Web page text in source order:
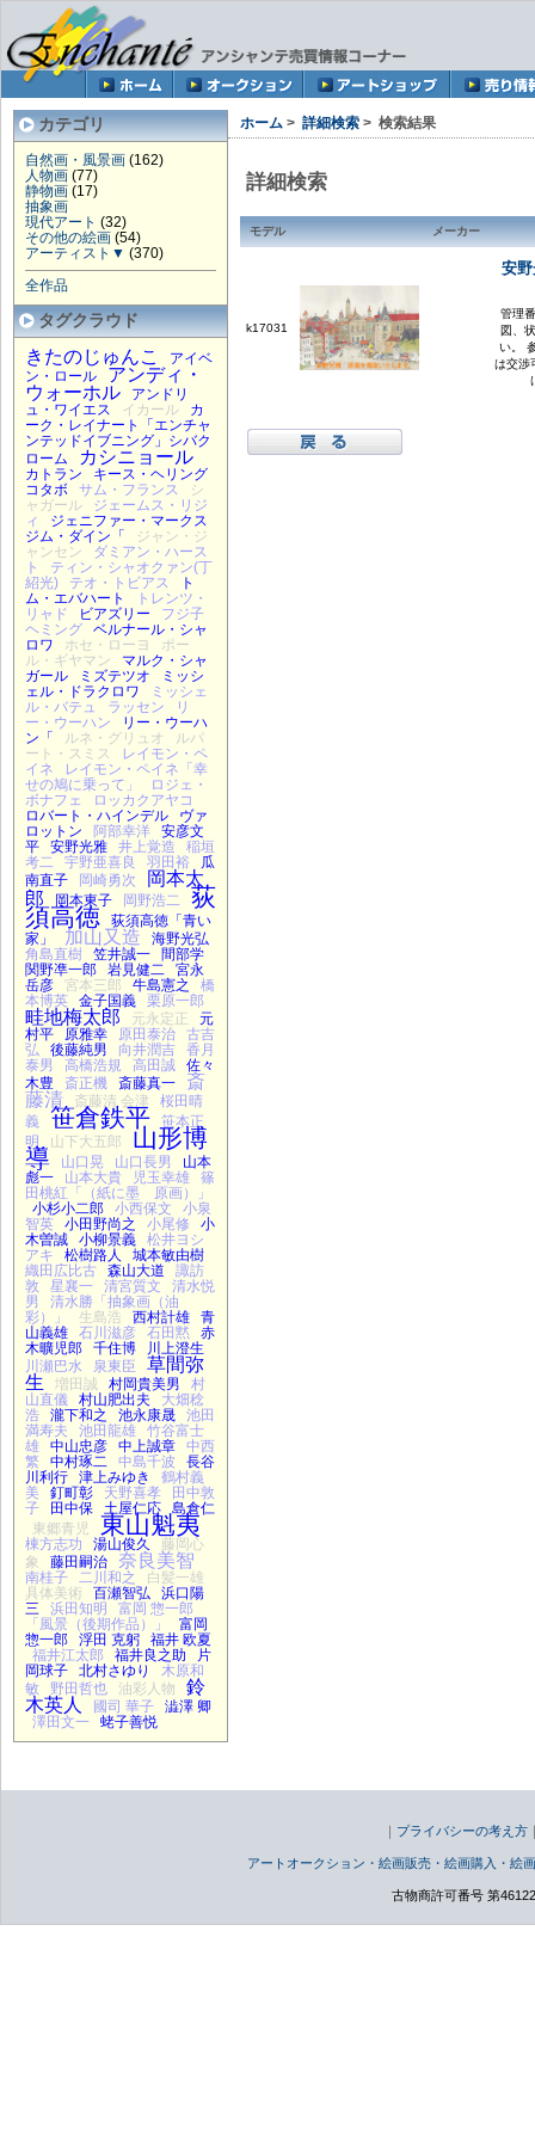
カテゴリ
自然画・風景画(162)
人物画(77)
静物画(17)
抽象画
現代アート (32)
その他の絵画(54)
アーティスト▼ (370)
全作品
タグクラウド
きたのじゅんこ
アイベ
ン・ロール
アンディ・
ウォーホル
アンドリ
ュ・ワイエス
イカール
カ
ーク・レイナート「エンチャ
ンテッドイブニング」シバク
ローム
カシニョール
カトラン
キース・ヘリング
コタボ
サム・フランス
シ
ャガール
ジェームス・リジ
ィ
ジェニファー・マークス
ジム・ダイン「
ジャン・ジ
ャンセン
ダミアン・ハース
ト
ティン・シャオクァン(丁
紹光)
テオ・トビアス
ト
ム・エバハート
トレンツ・
リャド
ビアズリー
フジ子
ヘミング
ベルナール・シャ
ロワ
ホセ・ローヨ
ポー
ル・ギヤマン
マルク・シャ
ガール
ミズテツオ
ミッシ
ェル・ドラクロワ
ミッシェ
ル・バテュ
ラッセン
リ
ー・ウーハン
リー・ウーハ
ン「
ルネ・グリュオ
ルパ
ート・スミス
レイモン・ペ
イネ
レイモン・ペイネ「幸
せの鳩に乗って」
ロジェ・
ボナフェ
ロッカクアヤコ
ロバート・ハインデル
ヴァ
ロットン
阿部幸洋
安彦文
平
安野光雅 井上覚造
稲垣
考二
宇野亜喜良 羽田裕
瓜
南直子
岡崎勇次
岡本太
郎
岡本東子 岡野浩二 荻
須高徳
荻須高徳「青い
家」
加山又造
海野光弘
角島直樹
笠井誠一
間部学
関野凖一郎
岩見健二
宮永
岳彦
宮本三郎 牛島憲之
橋
本博英
金子国義 栗原一郎
畦地梅太郎 元永定正
元
村平
原雅幸 原田泰治
古吉
弘
後藤純男 向井潤吉
香月
泰男
高橋浩規 高田誠
佐々
木豊
斎正機 斎藤真一
斎
藤清
斎藤清 会津
桜田晴
義
笹倉鉄平
笹本正
明
山下大五郎 山形博
導 山口晃 山口長男
山本
彪一
山本大貴 児玉幸雄
篠
田桃紅「（紙に墨 原画）」
小杉小二郎
小西保文
小泉
智英
小田野尚之 小尾修
小
木曽誠
小柳景義
松井ヨシ
アキ
松樹路人
城本敏由樹
織田広比古
森山大道
諏訪
敦
星襄一 清宮質文
清水悦
男
清水勝「抽象画（油
彩）」
生島浩 西村計雄
青
山義雄
石川滋彦 石田黙
赤
木曠児郎
千住博
川上澄生
川瀬巴水
泉東臣
草間弥
生
増田誠 村岡貴美男
村
山直儀
村山肥出夫
大畑稔
浩
瀧下和之 池永康晟
池田
満寿夫
池田龍雄
竹谷富士
雄
中山忠彦 中上誠章
中西
繁
中村琢二 中島千波
長谷
川利行
津上みゆき
鶴村義
美
釘町彰 天野喜孝
田中敦
子
田中保 土屋仁応
島倉仁
東郷青児
東山魁夷
棟方志功 湯山俊久
藤岡心
象
藤田嗣治 奈良美智
南桂子 二川和之
白髪一雄
具体美術
百瀬智弘
浜口陽
三
浜田知明
富岡 惣一郎
「風景（後期作品）」
富岡
惣一郎
浮田 克躬
福井 欧夏
福井江太郎
福井良之助
片
岡球子
北村さゆり
木原和
敏
野田哲也 油彩人物
鈴
木英人
國司 華子
澁澤 卿
澤田文一
蛯子善悦
ホーム > 詳細検索 > 検索結果
詳細検索
モデル メーカー
k17031
安
管理
図、
い。
は交渉
｜ プライバシーの考え方
アートオークション・絵画販売・絵画購入・
古物商許可番号 第